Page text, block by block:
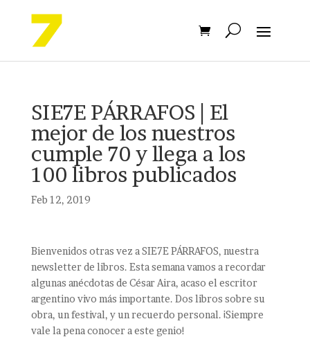
SIE7E PÁRRAFOS | El
mejor de los nuestros
cumple 70 y llega a los
100 libros publicados
Feb 12, 2019
Bienvenidos otras vez a SIE7E PÁRRAFOS, nuestra
newsletter de libros. Esta semana vamos a recordar
algunas anécdotas de César Aira, acaso el escritor
argentino vivo más importante. Dos libros sobre su
obra, un festival, y un recuerdo personal. ¡Siempre
vale la pena conocer a este genio!